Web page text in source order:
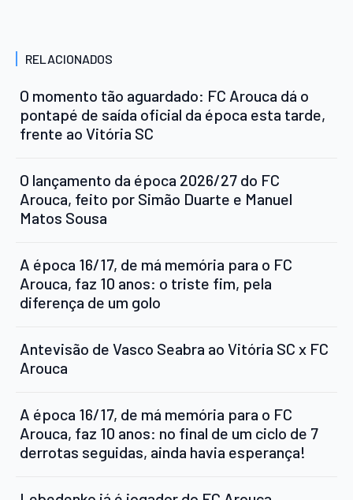
RELACIONADOS
O momento tão aguardado: FC Arouca dá o
pontapé de saída oficial da época esta tarde,
frente ao Vitória SC
O lançamento da época 2026/27 do FC
Arouca, feito por Simão Duarte e Manuel
Matos Sousa
A época 16/17, de má memória para o FC
Arouca, faz 10 anos: o triste fim, pela
diferença de um golo
Antevisão de Vasco Seabra ao Vitória SC x FC
Arouca
A época 16/17, de má memória para o FC
Arouca, faz 10 anos: no final de um ciclo de 7
derrotas seguidas, ainda havia esperança!